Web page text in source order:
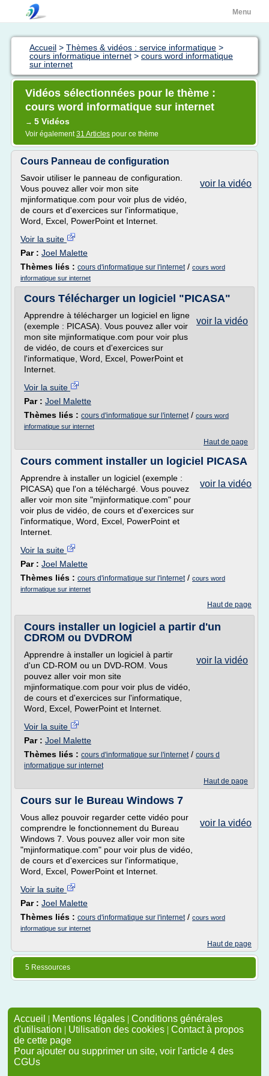
Menu
Accueil > Thèmes & vidéos : service informatique >
cours informatique internet > cours word informatique
sur internet
Vidéos sélectionnées pour le thème :
cours word informatique sur internet
→ 5 Vidéos
Voir également31 Articles pour ce thème
Cours Panneau de configuration
voir la vidéo
Savoir utiliser le panneau de configuration.
Vous pouvez aller voir mon site
mjinformatique.com pour voir plus de vidéo,
de cours et d'exercices sur l'informatique,
Word, Excel, PowerPoint et Internet.
Voir la suite
Par : Joel Malette
Thèmes liés : cours d'informatique sur l'internet/ cours word
informatique sur internet
Cours Télécharger un logiciel "PICASA"
voir la vidéo
Apprendre à télécharger un logiciel en ligne
(exemple : PICASA). Vous pouvez aller voir
mon site mjinformatique.com pour voir plus
de vidéo, de cours et d'exercices sur
l'informatique, Word, Excel, PowerPoint et
Internet.
Voir la suite
Par : Joel Malette
Thèmes liés : cours d'informatique sur l'internet/ cours word
informatique sur internet
Haut de page
Cours comment installer un logiciel PICASA
voir la vidéo
Apprendre à installer un logiciel (exemple :
PICASA) que l'on a téléchargé. Vous pouvez
aller voir mon site "mjinformatique.com" pour
voir plus de vidéo, de cours et d'exercices sur
l'informatique, Word, Excel, PowerPoint et
Internet.
Voir la suite
Par : Joel Malette
Thèmes liés : cours d'informatique sur l'internet/ cours word
informatique sur internet
Haut de page
Cours installer un logiciel a partir d'un
CDROM ou DVDROM
voir la vidéo
Apprendre à installer un logiciel à partir
d'un CD-ROM ou un DVD-ROM. Vous
pouvez aller voir mon site
mjinformatique.com pour voir plus de vidéo,
de cours et d'exercices sur l'informatique,
Word, Excel, PowerPoint et Internet.
Voir la suite
Par : Joel Malette
Thèmes liés : cours d'informatique sur l'internet/ cours d
informatique sur internet
Haut de page
Cours sur le Bureau Windows 7
voir la vidéo
Vous allez pouvoir regarder cette vidéo pour
comprendre le fonctionnement du Bureau
Windows 7. Vous pouvez aller voir mon site
"mjinformatique.com" pour voir plus de vidéo,
de cours et d'exercices sur l'informatique,
Word, Excel, PowerPoint et Internet.
Voir la suite
Par : Joel Malette
Thèmes liés : cours d'informatique sur l'internet/ cours word
informatique sur internet
Haut de page
5 Ressources
Accueil | Mentions légales | Conditions générales
d'utilisation | Utilisation des cookies | Contact à propos
de cette page
Pour ajouter ou supprimer un site, voir l'article 4 des
CGUs